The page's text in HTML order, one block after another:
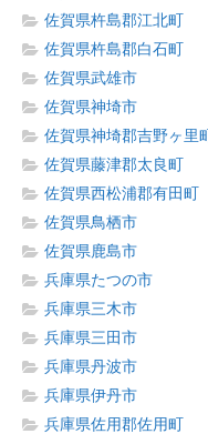
佐賀県杵島郡江北町
佐賀県杵島郡白石町
佐賀県武雄市
佐賀県神埼市
佐賀県神埼郡吉野ヶ里町
佐賀県藤津郡太良町
佐賀県西松浦郡有田町
佐賀県鳥栖市
佐賀県鹿島市
兵庫県たつの市
兵庫県三木市
兵庫県三田市
兵庫県丹波市
兵庫県伊丹市
兵庫県佐用郡佐用町